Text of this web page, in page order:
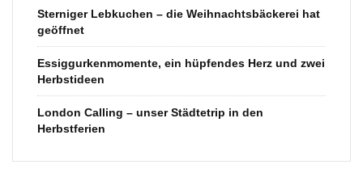
Sterniger Lebkuchen – die Weihnachtsbäckerei hat
geöffnet
Essiggurkenmomente, ein hüpfendes Herz und zwei
Herbstideen
London Calling – unser Städtetrip in den
Herbstferien